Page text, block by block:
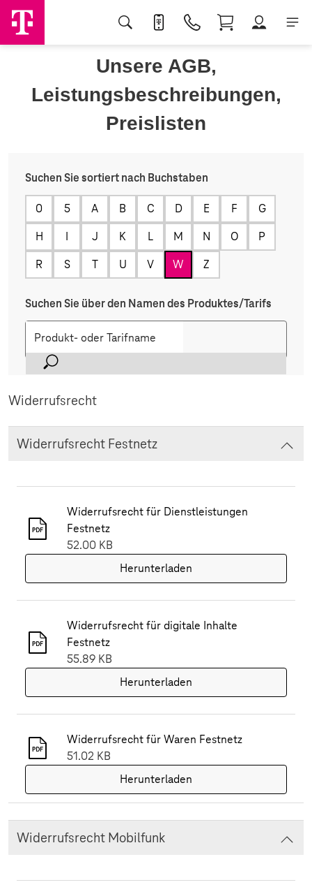
Unsere AGB,
Leistungsbeschreibungen,
Preislisten
Suchen Sie sortiert nach Buchstaben
0 5 A B C D E F
G
H
I J K L M N O
P
R
S T U V W Z
Suchen Sie über den Namen des Produktes/Tarifs
Widerrufsrecht
Widerrufsrecht Festnetz
Widerrufsrecht für Dienstleistungen
Festnetz
52.00 KB
Herunterladen
Widerrufsrecht für digitale Inhalte
Festnetz
55.89 KB
Herunterladen
Widerrufsrecht für Waren Festnetz
51.02 KB
Herunterladen
Widerrufsrecht Mobilfunk